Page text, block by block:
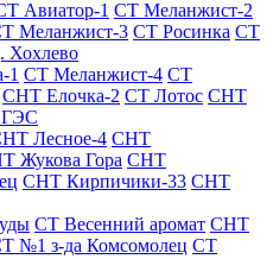
Авиатор-1 СТ Меланжист-2
Меланжист-3 СТ Росинка СТ
Хохлево
1 СТ Меланжист-4 СТ
СНТ Елочка-2 СТ Лотос СНТ
Лесное-4 СНТ
Жукова Гора СНТ
СНТ Кирпичики-33 СНТ
СТ Весенний аромат СНТ
№1 з-да Комсомолец СТ